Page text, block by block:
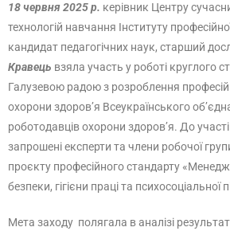
18 червня 2025 р. керівник Центру
технологій навчання Інституту
кандидат педагогічних наук, старший
Кравець взяла участь у роботі круглого
Галузевою радою з розроблення
охорони здоров’я Всеукраїнського
роботодавців охорони здоров’я. До
запрошені експерти та члени робочої
проєкту професійного стандарту
безпеки, гігієни праці та
Мета заходу полягала в аналізі